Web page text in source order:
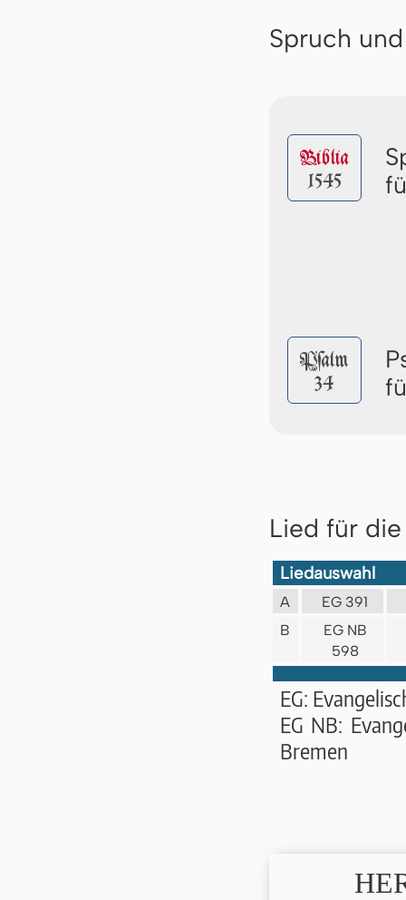
Spruch
Biblia
1545
Pſalm
34
Lied für
Liedauswahl
A
EG 391
B
EG NB
598
EG:
EG NB:
Bremen